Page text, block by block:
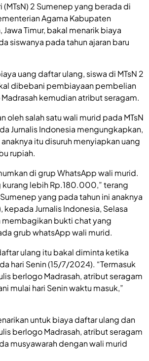
(MTsN) 2 Sumenep yang berada di
Agama Kabupaten
Jawa Timur, bakal menarik biaya
siswanya pada tahun ajaran baru
uang daftar ulang, siswa di MTsN 2
dibebani pembiayaan pembelian
kemudian atribut seragam.
oleh salah satu wali murid pada MTsN
Jurnalis Indonesia mengungkapkan,
itu disuruh menyiapkan uang
rupiah.
di grup WhatsApp wali murid.
kurang lebih Rp.180.000,” terang
yang pada tahun ini anaknya
kepada Jurnalis Indonesia, Selasa
bukti chat yang
grub whatsApp wali murid.
ulang itu bakal diminta ketika
hari Senin (15/7/2024). “Termasuk
berlogo Madrasah, atribut seragam
mulai hari Senin waktu masuk,”
untuk biaya daftar ulang dan
berlogo Madrasah, atribut seragam
musyawarah dengan wali murid